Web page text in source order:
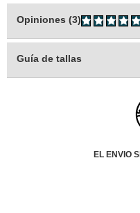
Opiniones (3)
Guía de tallas
EL ENVIO